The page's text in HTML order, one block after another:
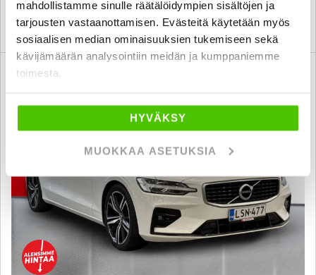
mahdollistamme sinulle räätälöidympien sisältöjen ja
tarjousten vastaanottamisen. Evästeitä käytetään myös
sosiaalisen median ominaisuuksien tukemiseen sekä
kävijämäärän analysointiin meidän ja kumppaniemme
toimesta.
HYVÄKSY
MUOKKAA ASETUKSIA
KATSO TIEDOT WHATSAPP
6 kk korotonta ja kulutonta